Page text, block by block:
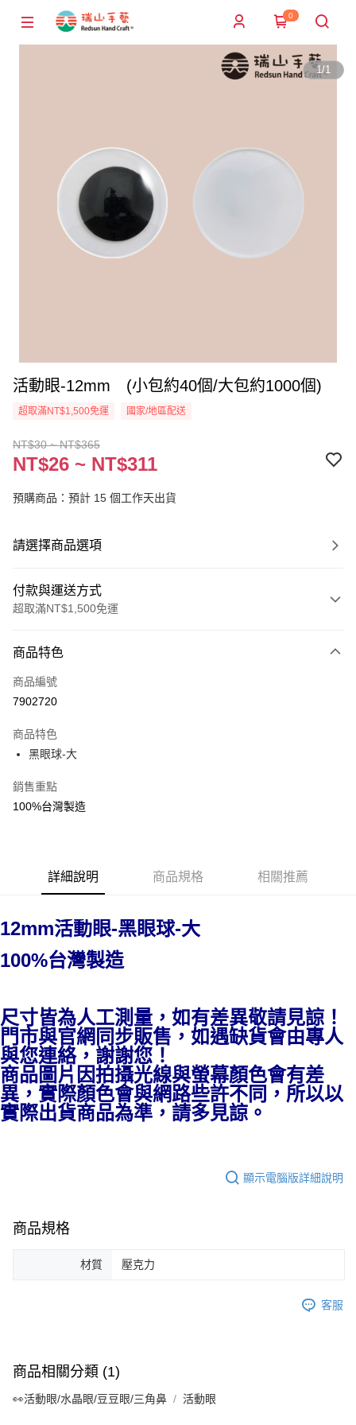
0
1/1
活動眼-12mm (小包約40個/大包約1000個)
超取滿NT$1,500免運 國家/地區配送
NT$30 ~ NT$365
NT$26 ~ NT$311
預購商品：預計 15 個工作天出貨
請選擇商品選項
付款與運送方式
超取滿NT$1,500免運
信用卡一次付款
超商取貨付款
街口支付
悠遊付
付款後全家取貨
每筆NT$60，滿NT$1,500(含以上)免運費
每筆NT$60，滿NT$1,500(含以上)免運費
每筆NT$60，滿NT$1,500(含以上)免運費
宅配 新竹物流
每筆NT$130，滿NT$2,000(含以上)免運費
國家/地區配送-香港(順豐快遞) 查看運費
商品特色
商品編號
7902720
商品特色
黑眼球-大
銷售重點
100%台灣製造
詳細說明 商品規格 相關推薦
12mm活動眼-黑眼球-大
100%台灣製造
尺寸皆為人工測量，如有差異敬請見諒！
門市與官網同步販售，如遇缺貨會由專人
與您連絡，謝謝您！
商品圖片因拍攝光線與螢幕顏色會有差
異，實際顏色會與網路些許不同，所以以
實際出貨商品為準，請多見諒。
顯示電腦版詳細說明
商品規格
材質 壓克力
客服
商品相關分類 (1)
👀活動眼/水晶眼/豆豆眼/三角鼻 活動眼